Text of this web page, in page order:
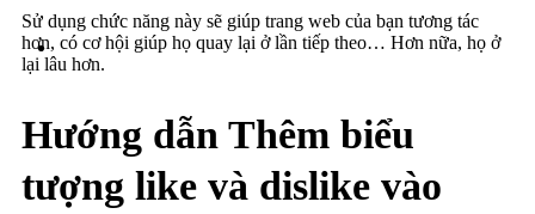
Sử dụng chức năng này sẽ giúp trang web của bạn tương tác
hơn, có cơ hội giúp họ quay lại ở lần tiếp theo… Hơn nữa, họ ở
lại lâu hơn.
Hướng dẫn Thêm biểu
tượng like và dislike vào